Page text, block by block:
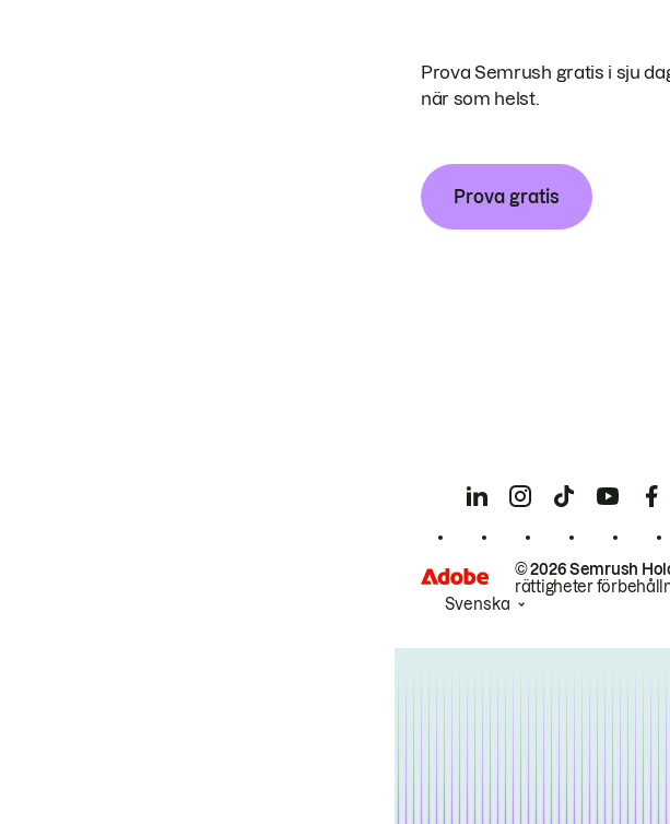
Prova Semrush gratis i sju
när som helst.
Prova gratis
© 2026 Semrush
rättigheter
Svenska